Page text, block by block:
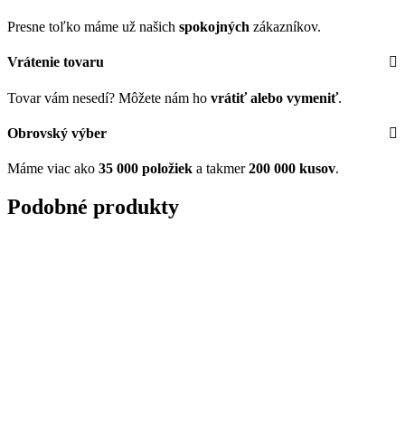
Presne toľko máme už našich spokojných zákazníkov.
Vrátenie tovaru
Tovar vám nesedí? Môžete nám ho vrátiť alebo vymeniť.
Obrovský výber
Máme viac ako 35 000 položiek a takmer200 000 kusov.
Podobné produkty